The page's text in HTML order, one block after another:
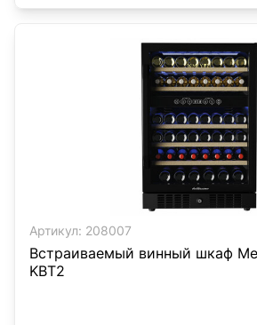
Артикул: 208007
Встраиваемый винный шкаф
KBT2